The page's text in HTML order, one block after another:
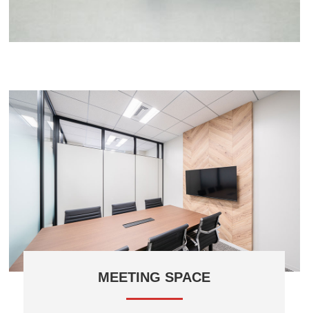
MEETING SPACE